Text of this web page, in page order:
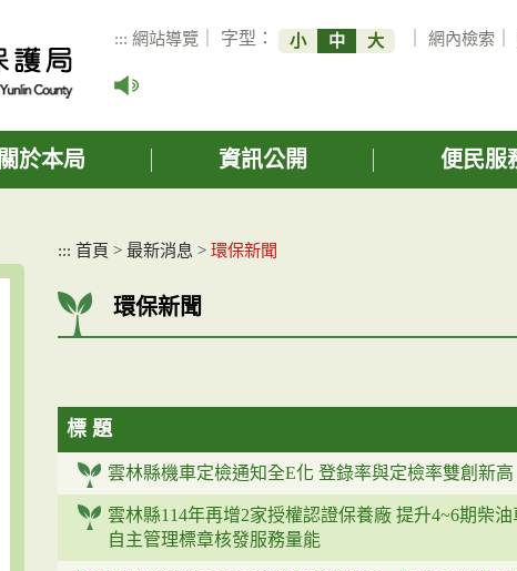
::: 網站導覽 ｜ 字型： 小 中 大 ｜網內檢索
關於本局 資訊公開 便民服
::: 首頁 > 最新消息 > 環保新聞
環保新聞
標 題
雲林縣機車定檢通知全E化 登錄率與定檢率雙創新高
雲林縣114年再增2家授權認證保養廠 提升4~6期柴油
自主管理標章核發服務量能